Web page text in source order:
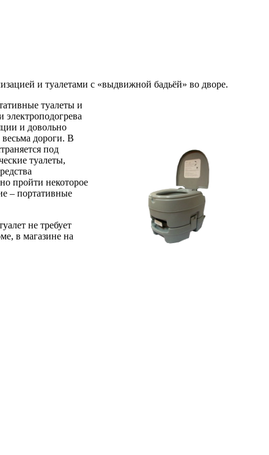
и туалетами с «выдвижной бадьёй» во дворе.
туалеты и
и довольно
дороги. В
под
туалеты,
пройти некоторое
– портативные
не требует
в магазине на